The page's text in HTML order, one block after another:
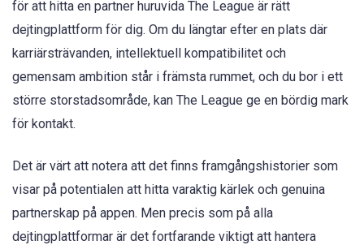
för att hitta en partner huruvida The League är rätt
dejtingplattform för dig. Om du längtar efter en plats där
karriärsträvanden, intellektuell kompatibilitet och
gemensam ambition står i främsta rummet, och du bor i ett
större storstadsområde, kan The League ge en bördig mark
för kontakt.
Det är värt att notera att det finns framgångshistorier som
visar på potentialen att hitta varaktig kärlek och genuina
partnerskap på appen. Men precis som på alla
dejtingplattformar är det fortfarande viktigt att hantera